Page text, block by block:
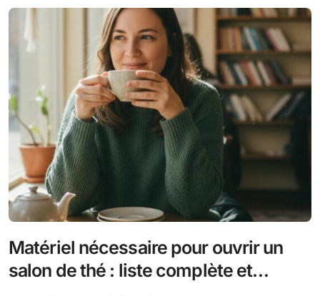
Matériel nécessaire pour ouvrir un
salon de thé : liste complète et